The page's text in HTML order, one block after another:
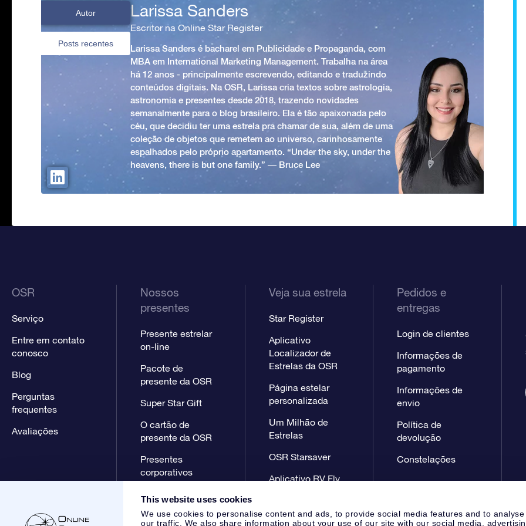
This website uses cookies
We use cookies to personalise content and ads, to provide social media features and to analyse
our traffic. We also share information about your use of our site with our social media,
Autor
Posts recentes
Larissa Sanders
Escritor na Online Star Register
Larissa Sanders é bacharel em Publicidade e Propaganda, com
MBA em International Marketing Management. Trabalha na área
há 12 anos - principalmente escrevendo, editando e traduzindo
conteúdos digitais. Na OSR, Larissa cria textos sobre astrologia,
astronomia e presentes desde 2018, trazendo novidades
semanalmente para o blog brasileiro. Ela é tão apaixonada pelo
céu, que decidiu ter uma estrela pra chamar de sua, além de uma
coleção de objetos que remetem ao universo, carinhosamente
espalhados pelo próprio apartamento. “Under the sky, under the
heavens, there is but one family.” ― Bruce Lee
OSR
Serviço
Entre em contato
conosco
Blog
Perguntas
frequentes
Avaliações
Nossos
presentes
Presente estrelar
on-line
Pacote de
presente da OSR
Super Star Gift
O cartão de
presente da OSR
Presentes
corporativos
Veja sua estrela
Star Register
Aplicativo
Localizador de
Estrelas da OSR
Página estelar
personalizada
Um Milhão de
Estrelas
OSR Starsaver
Aplicativo RV Fly
Pedidos e
entregas
Login de clientes
Informações de
pagamento
Informações de
envio
Política de
devolução
Constelações